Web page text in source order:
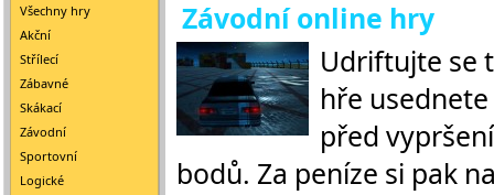
Všechny hry
Akční
Střílecí
Zábavné
Skákací
Závodní
Sportovní
Logické
Závodní online hry
Udriftujte se
hře
před
bodů. Za peníze si pak